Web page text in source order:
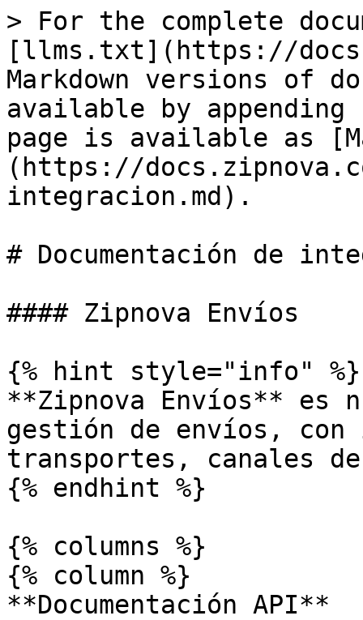
> For the complete
[llms.txt](https://
Markdown versions of
available by
page is available as
(https://
integracion.md).
# Documentación de
#### Zipnova Envíos
{% hint style="info" %}
**Zipnova Envíos** es
gestión de envíos,
transportes, canales
{% endhint %}
{% columns %}
{% column %}
**Documentación API**